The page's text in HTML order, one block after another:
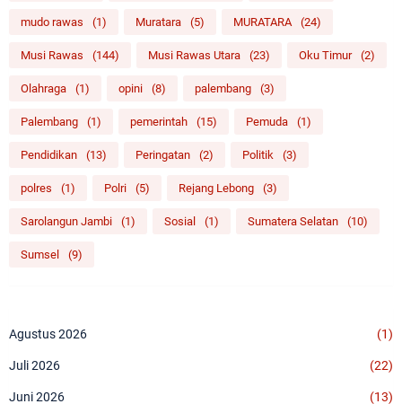
mudo rawas (1) Muratara (5) MURATARA (24)
Musi Rawas (144) Musi Rawas Utara (23) Oku Timur (2)
Olahraga (1) opini (8) palembang (3)
Palembang (1) pemerintah (15) Pemuda (1)
Pendidikan (13) Peringatan (2) Politik (3)
polres (1) Polri (5) Rejang Lebong (3)
Sarolangun Jambi (1) Sosial (1) Sumatera Selatan (10)
Sumsel (9)
Agustus 2026 (1)
Juli 2026 (22)
Juni 2026 (13)